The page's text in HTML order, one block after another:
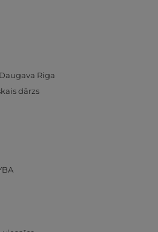
Riga
dārzs